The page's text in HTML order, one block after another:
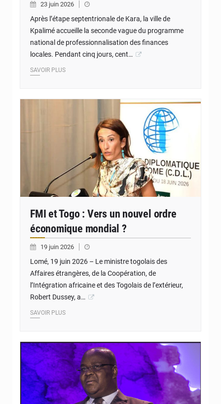
23 juin 2026
Après l’étape septentrionale de Kara, la ville de
Kpalimé accueille la seconde vague du programme
national de professionnalisation des finances
locales. Pendant cinq jours, cent…
SAVOIR PLUS
FMI et Togo : Vers un nouvel ordre
économique mondial ?
19 juin 2026
Lomé, 19 juin 2026 – Le ministre togolais des
Affaires étrangères, de la Coopération, de
l’Intégration africaine et des Togolais de l’extérieur,
Robert Dussey, a…
SAVOIR PLUS